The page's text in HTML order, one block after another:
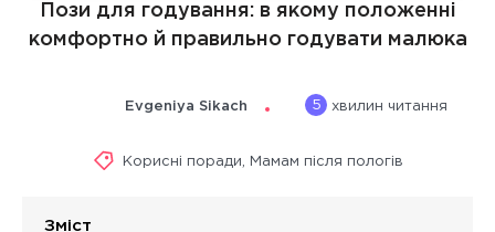
Пози для годування: в якому положенні
комфортно й правильно годувати малюка
Evgeniya Sikach 5 хвилин читання
Корисні поради Мамам після пологів
Зміст